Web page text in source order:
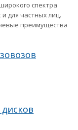
спектра
для частных лиц.
преимущества